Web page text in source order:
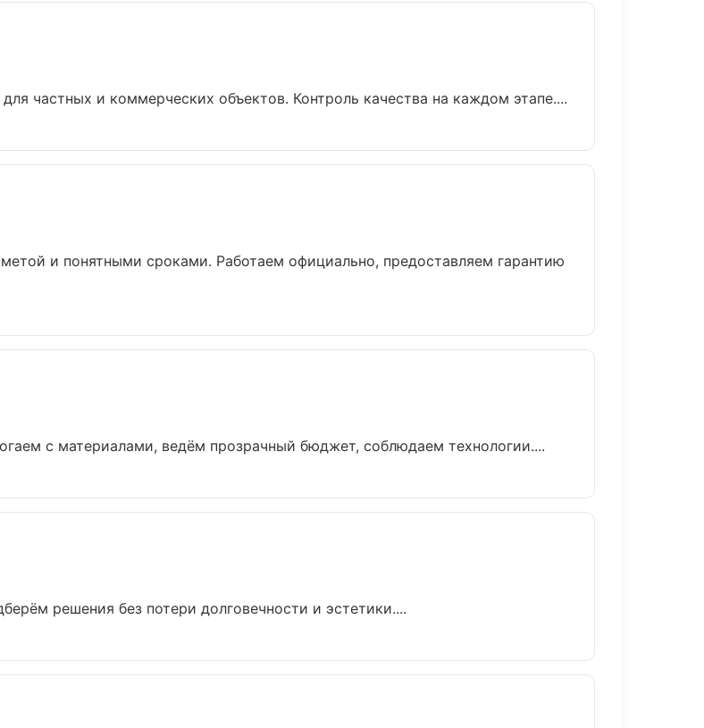
частных и коммерческих объектов. Контроль качества на каждом этапе....
и понятными сроками. Работаем официально, предоставляем гарантию
с материалами, ведём прозрачный бюджет, соблюдаем технологии....
решения без потери долговечности и эстетики....